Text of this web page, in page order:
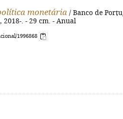
monetária / Banco de
2018-. - 29 cm. - Anual
1996868